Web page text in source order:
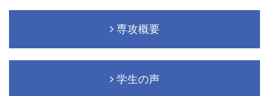
専攻概要
学生の声